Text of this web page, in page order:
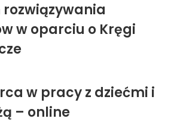
w oparciu o Kręgi
w pracy z dziećmi i
– online